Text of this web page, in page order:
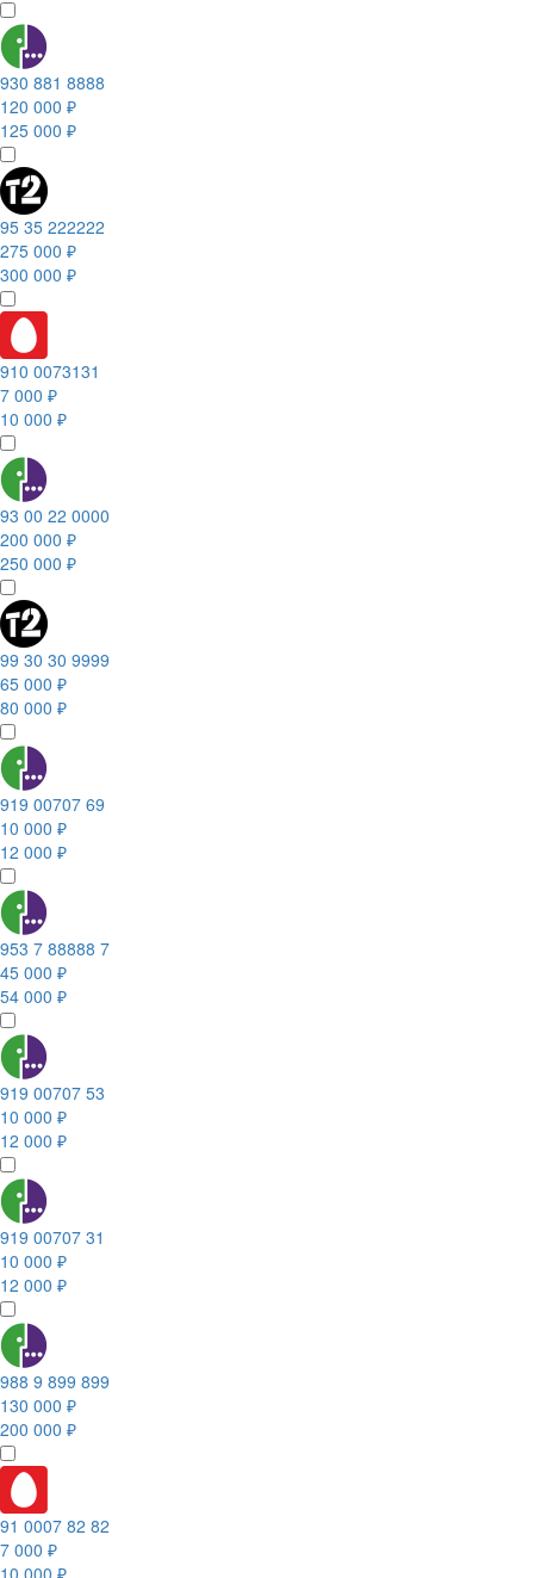
930 881 8888
120 000 ₽
125 000 ₽
95 35 222222
275 000 ₽
300 000 ₽
910 0073131
7 000 ₽
10 000 ₽
93 00 22 0000
200 000 ₽
250 000 ₽
99 30 30 9999
65 000 ₽
80 000 ₽
919 00707 69
10 000 ₽
12 000 ₽
953 7 88888 7
45 000 ₽
54 000 ₽
919 00707 53
10 000 ₽
12 000 ₽
919 00707 31
10 000 ₽
12 000 ₽
988 9 899 899
130 000 ₽
200 000 ₽
91 0007 82 82
7 000 ₽